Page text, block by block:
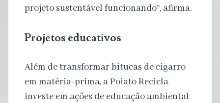
projeto sustentável funcionando”, afirma.
Projetos educativos
Além de transformar bitucas de cigarro
em matéria-prima, a Poiato Recicla
investe em ações de educação ambiental